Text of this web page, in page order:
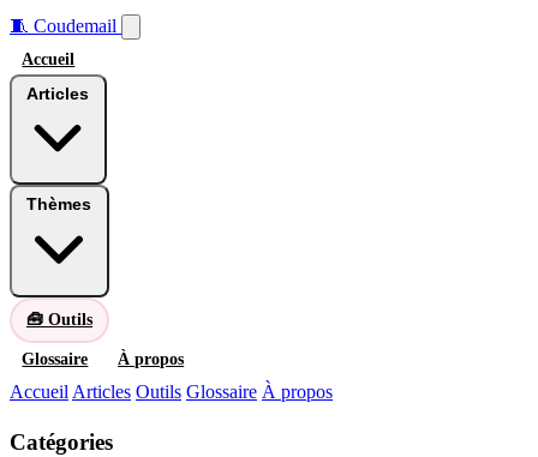
🧵 Coudemail
Accueil
🧰 Outils
Glossaire À propos
Accueil Articles Outils Glossaire À propos
Catégories